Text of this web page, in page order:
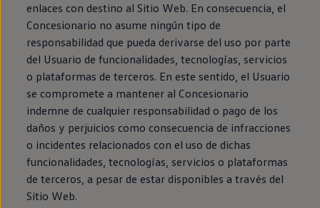
enlaces con destino al Sitio Web. En consecuencia, el
Concesionario no asume ningún tipo de
responsabilidad que pueda derivarse del uso por parte
del Usuario de funcionalidades, tecnologías, servicios
o plataformas de terceros. En este sentido, el Usuario
se compromete a mantener al Concesionario
indemne de cualquier responsabilidad o pago de los
daños y perjuicios como consecuencia de infracciones
o incidentes relacionados con el uso de dichas
funcionalidades, tecnologías, servicios o plataformas
de terceros, a pesar de estar disponibles a través del
Sitio Web.